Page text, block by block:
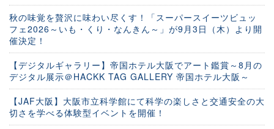
秋の味覚を贅沢に味わい尽くす！「スーパースイーツビュッ
フェ2026～いも・くり・なんきん～」が9月3日（木）より開
催決定！
【デジタルギャラリー】帝国ホテル大阪でアート鑑賞～8月の
デジタル展示＠HACKK TAG GALLERY 帝国ホテル大阪～
【JAF大阪】大阪市立科学館にて科学の楽しさと交通安全の大
切さを学べる体験型イベントを開催！